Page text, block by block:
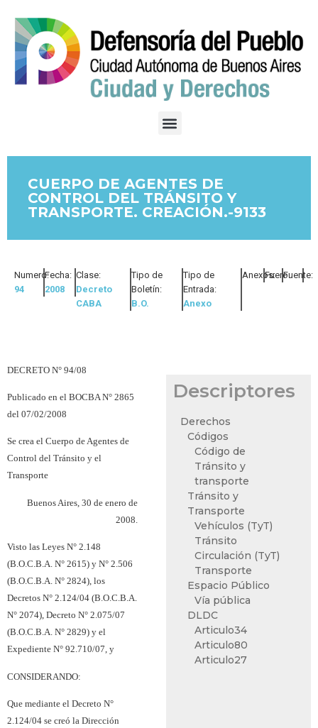
CUERPO DE AGENTES DE
CONTROL DEL TRÁNSITO Y
TRANSPORTE. CREACIÓN.-9133
Numero:
94
Fecha:
2008
Clase:
Decreto
CABA
Tipo de
Boletín:
B.O.
Tipo de
Entrada:
Anexo
Anexos:Fuero:Fuente:
DECRETO N° 94/08
Publicado en el BOCBA N° 2865
del 07/02/2008
Se crea el Cuerpo de Agentes de
Control del Tránsito y el
Transporte
Buenos Aires, 30 de enero de
2008.
Visto las Leyes N° 2.148
(B.O.C.B.A. N° 2615) y N° 2.506
(B.O.C.B.A. N° 2824), los
Decretos N° 2.124/04 (B.O.C.B.A.
N° 2074), Decreto N° 2.075/07
(B.O.C.B.A. N° 2829) y el
Expediente N° 92.710/07, y
CONSIDERANDO:
Que mediante el Decreto N°
2.124/04 se creó la Dirección
Descriptores
Derechos
Códigos
Código de
Tránsito y
transporte
Tránsito y
Transporte
Vehículos (TyT)
Tránsito
Circulación (TyT)
Transporte
Espacio Público
Vía pública
DLDC
Articulo34
Articulo80
Articulo27